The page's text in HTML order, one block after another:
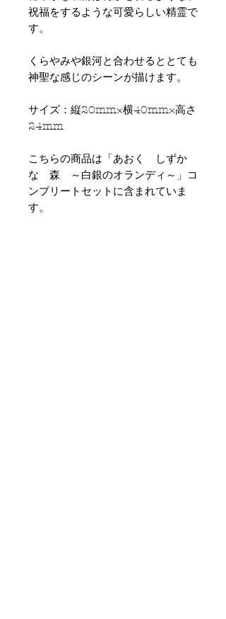
祝福をするような可愛らしい精霊で
す。
くらやみや銀河と合わせるととても
神聖な感じのシーンが描けます。
サイズ：縦20mm×横40mm×高さ
24mm
こちらの商品は「あおく しずか
な 森 ～白銀のオランディ～」コ
ンプリートセットに含まれていま
す。